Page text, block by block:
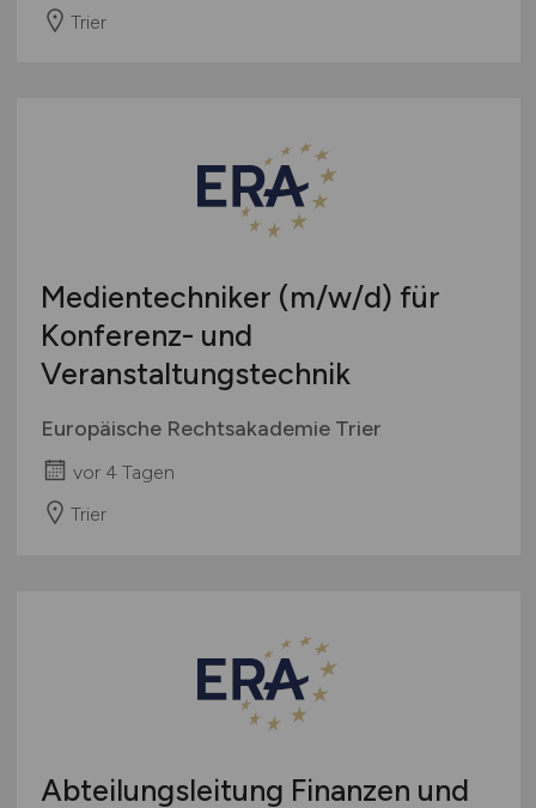
Trier
Medientechniker (m/w/d) für
Konferenz- und
Veranstaltungstechnik
Europäische Rechtsakademie Trier
vor 4 Tagen
Trier
Abteilungsleitung Finanzen und